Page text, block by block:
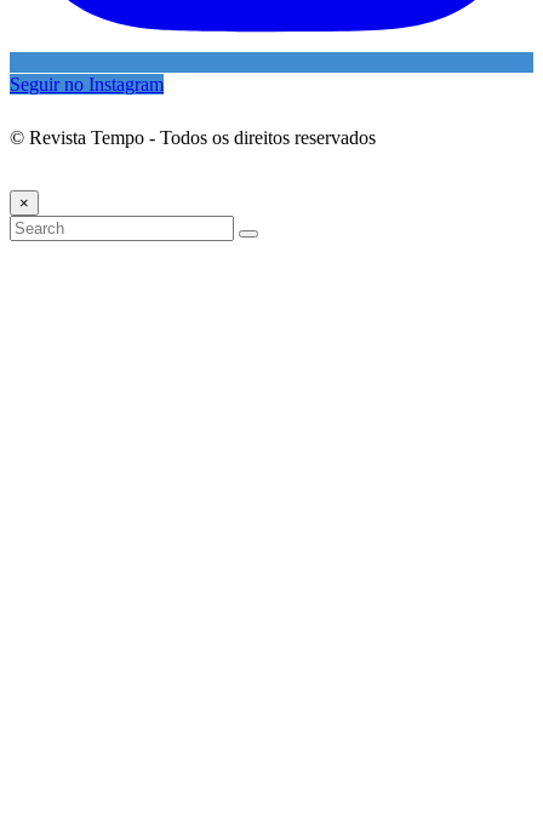
Seguir no Instagram
© Revista Tempo - Todos os direitos reservados
×